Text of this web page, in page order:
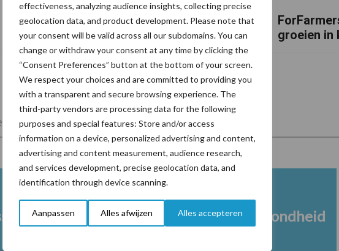
effectiveness, analyzing audience insights, collecting precise
geolocation data, and product development. Please note that
your consent will be valid across all our subdomains. You can
change or withdraw your consent at any time by clicking the
“Consent Preferences” button at the bottom of your screen.
We respect your choices and are committed to providing you
with a transparent and secure browsing experience. The
third-party vendors are processing data for the following
purposes and special features: Store and/or access
information on a device, personalized advertising and content,
advertising and content measurement, audience research,
and services development, precise geolocation data, and
identification through device scanning.
Aanpassen Alles afwijzen Alles accepteren
De speenhuid: een vaak onderschatte
risicofactor voor mastitis
groeien in
Veevoer Wet en regelgeving
Ketose Klauwgezondheid